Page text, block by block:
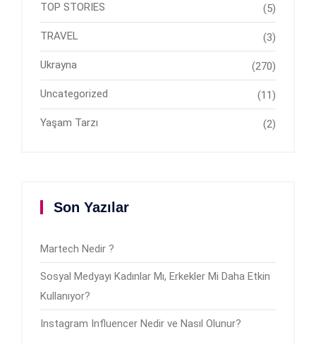
TOP STORIES (5)
TRAVEL (3)
Ukrayna (270)
Uncategorized (11)
Yaşam Tarzı (2)
Son Yazılar
Martech Nedir ?
Sosyal Medyayı Kadınlar Mı, Erkekler Mi Daha Etkin
Kullanıyor?
Instagram Influencer Nedir ve Nasıl Olunur?